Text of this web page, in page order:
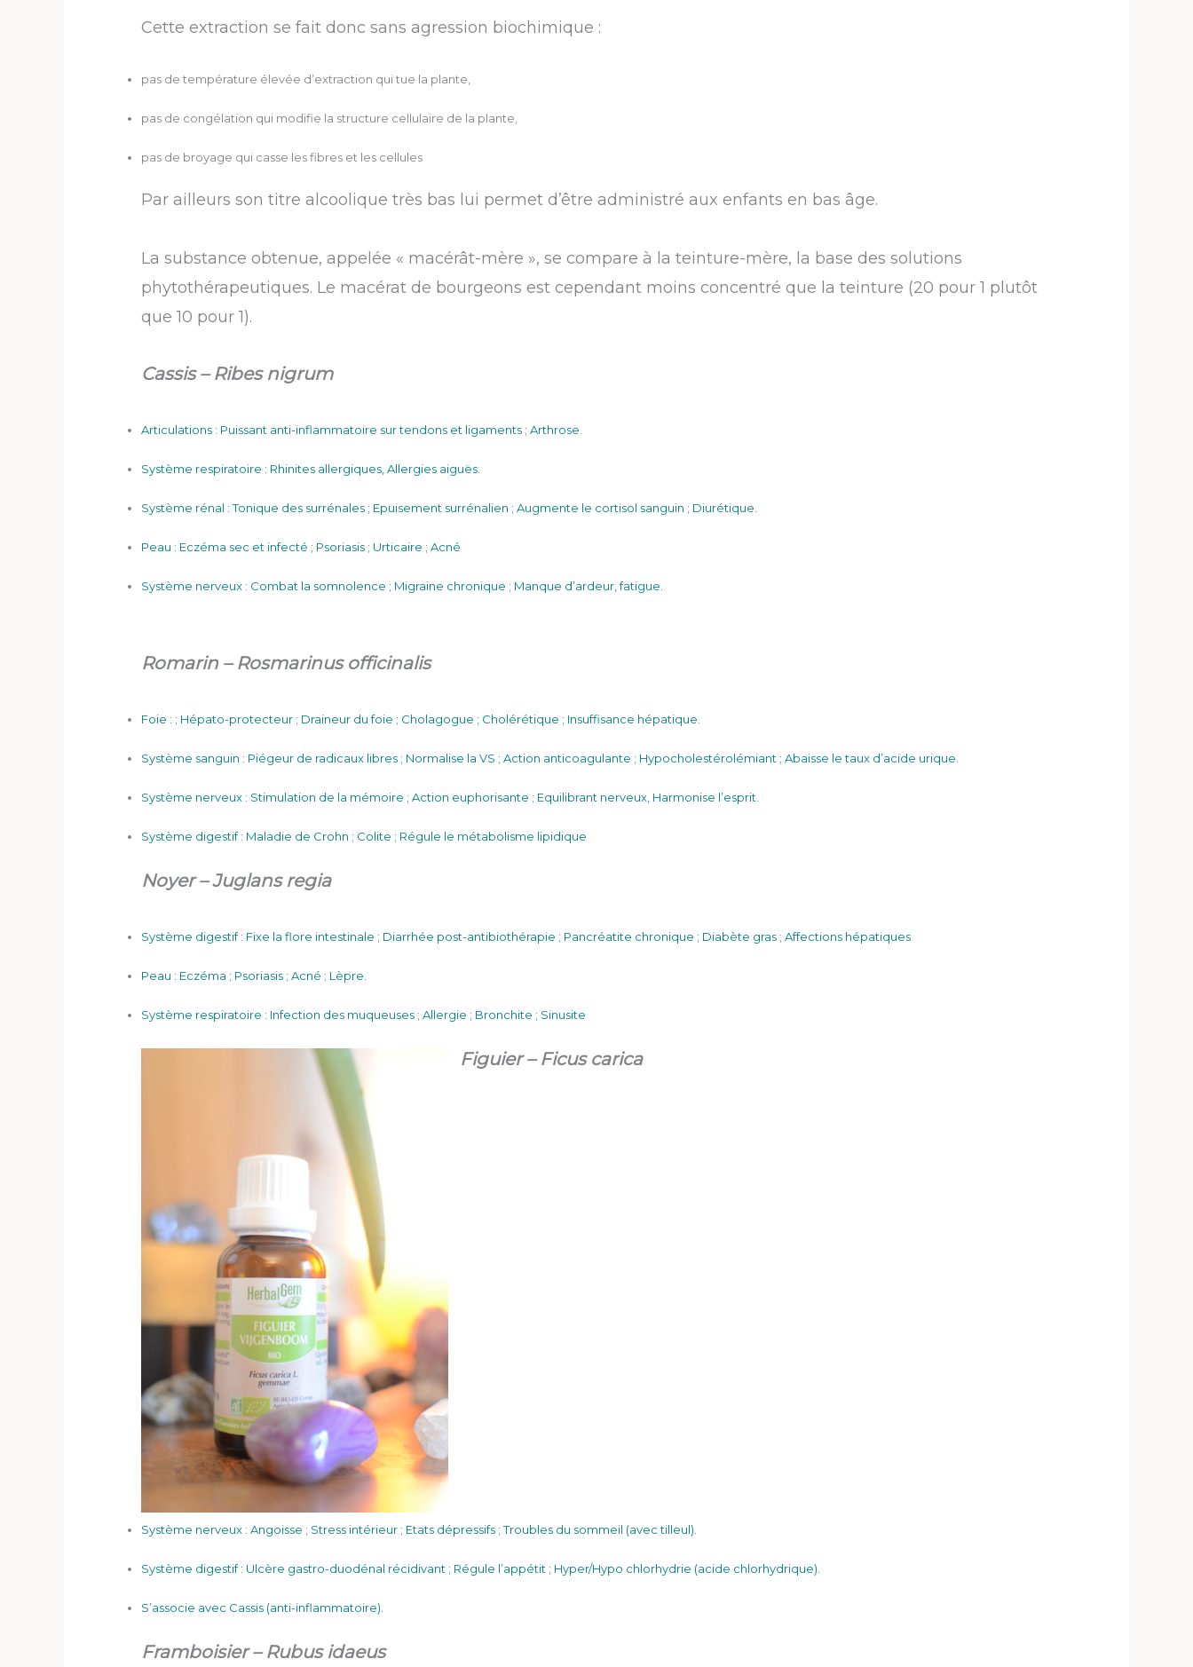
Cette extraction se fait donc sans agression biochimique :
pas de température élevée d’extraction qui tue la plante,
pas de congélation qui modifie la structure cellulaire de la plante,
pas de broyage qui casse les fibres et les cellules
Par ailleurs son titre alcoolique très bas lui permet d’être administré aux enfants en bas âge.
La substance obtenue, appelée « macérât-mère », se compare à la teinture-mère, la base des solutions
phytothérapeutiques. Le macérat de bourgeons est cependant moins concentré que la teinture (20 pour 1 plutôt
que 10 pour 1).
Cassis – Ribes nigrum
Articulations : Puissant anti-inflammatoire sur tendons et ligaments ; Arthrose.
Système respiratoire : Rhinites allergiques, Allergies aiguës.
Système rénal : Tonique des surrénales ; Epuisement surrénalien ; Augmente le cortisol sanguin ; Diurétique.
Peau : Eczéma sec et infecté ; Psoriasis ; Urticaire ; Acné
Système nerveux : Combat la somnolence ; Migraine chronique ; Manque d’ardeur, fatigue.
Romarin – Rosmarinus officinalis
Foie : ; Hépato-protecteur ; Draineur du foie ; Cholagogue ; Cholérétique ; Insuffisance hépatique.
Système sanguin : Piégeur de radicaux libres ; Normalise la VS ; Action anticoagulante ; Hypocholestérolémiant ; Abaisse le taux d’acide urique.
Système nerveux : Stimulation de la mémoire ; Action euphorisante ; Equilibrant nerveux, Harmonise l’esprit.
Système digestif : Maladie de Crohn ; Colite ; Régule le métabolisme lipidique
Noyer – Juglans regia
Système digestif : Fixe la flore intestinale ; Diarrhée post-antibiothérapie ; Pancréatite chronique ; Diabète gras ; Affections hépatiques
Peau : Eczéma ; Psoriasis ; Acné ; Lèpre.
Système respiratoire : Infection des muqueuses ; Allergie ; Bronchite ; Sinusite
Figuier – Ficus carica
Système nerveux : Angoisse ; Stress intérieur ; Etats dépressifs ; Troubles du sommeil (avec tilleul).
Système digestif : Ulcère gastro-duodénal récidivant ; Régule l’appétit ; Hyper/Hypo chlorhydrie (acide chlorhydrique).
S’associe avec Cassis (anti-inflammatoire).
Framboisier – Rubus idaeus